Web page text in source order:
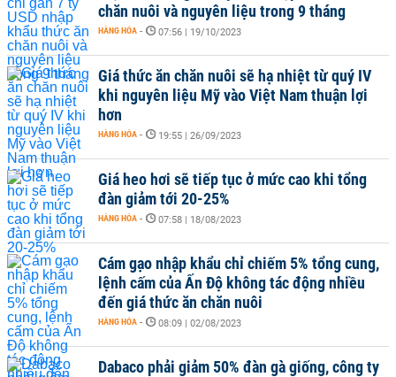
chăn nuôi và nguyên liệu trong 9 tháng
HÀNG HÓA - 07:56 | 19/10/2023
Giá thức ăn chăn nuôi sẽ hạ nhiệt từ quý IV
khi nguyên liệu Mỹ vào Việt Nam thuận lợi
hơn
HÀNG HÓA - 19:55 | 26/09/2023
Giá heo hơi sẽ tiếp tục ở mức cao khi tổng
đàn giảm tới 20-25%
HÀNG HÓA - 07:58 | 18/08/2023
Cám gạo nhập khẩu chỉ chiếm 5% tổng cung,
lệnh cấm của Ấn Độ không tác động nhiều
đến giá thức ăn chăn nuôi
HÀNG HÓA - 08:09 | 02/08/2023
Dabaco phải giảm 50% đàn gà giống, công ty